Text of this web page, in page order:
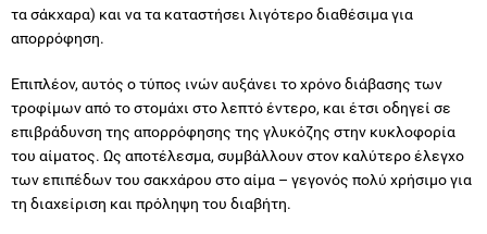
τα σάκχαρα) και να τα καταστήσει λιγότερο διαθέσιμα για
απορρόφηση.
Επιπλέον, αυτός ο τύπος ινών αυξάνει το χρόνο διάβασης των
τροφίμων από το στομάχι στο λεπτό έντερο, και έτσι οδηγεί σε
επιβράδυνση της απορρόφησης της γλυκόζης στην κυκλοφορία
του αίματος. Ως αποτέλεσμα, συμβάλλουν στον καλύτερο έλεγχο
των επιπέδων του σακχάρου στο αίμα – γεγονός πολύ χρήσιμο για
τη διαχείριση και πρόληψη του διαβήτη.